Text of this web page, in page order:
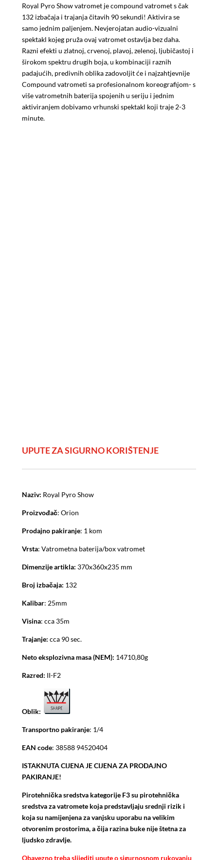
Royal Pyro Show vatromet je compound vatromet s čak
132 izbačaja i trajanja čitavih 90 sekundi! Aktivira se
samo jednim paljenjem. Nevjerojatan audio-vizualni
spektakl kojeg pruža ovaj vatromet ostavlja bez daha.
Razni efekti u zlatnoj, crvenoj, plavoj, zelenoj, ljubičastoj i
širokom spektru drugih boja, u kombinaciji raznih
padajućih, predivnih oblika zadovoljit će i najzahtjevnije
Compound vatrometi sa profesionalnom koreografijom- s
više vatrometnih baterija spojenih u seriju i jednim
aktiviranjem dobivamo vrhunski spektakl koji traje 2-3
minute.
UPUTE ZA SIGURNO KORIŠTENJE
Naziv: Royal Pyro Show
Proizvođač: Orion
Prodajno pakiranje: 1 kom
Vrsta: Vatrometna baterija/box vatromet
Dimenzije artikla: 370x360x235 mm
Broj izbačaja: 132
Kalibar: 25mm
Visina: cca 35m
Trajanje: cca 90 sec.
Neto eksplozivna masa (NEM): 14710,80g
Razred: II-F2
Oblik:
Transportno pakiranje: 1/4
EAN code: 38588 94520404
ISTAKNUTA CIJENA JE CIJENA ZA PRODAJNO
PAKIRANJE!
Pirotehnička sredstva kategorije F3 su pirotehnička
sredstva za vatromete koja predstavljaju srednji rizik i
koja su namijenjena za vanjsku uporabu na velikim
otvorenim prostorima, a čija razina buke nije štetna za
ljudsko zdravlje.
Obavezno treba slijediti upute o sigurnosnom rukovanju